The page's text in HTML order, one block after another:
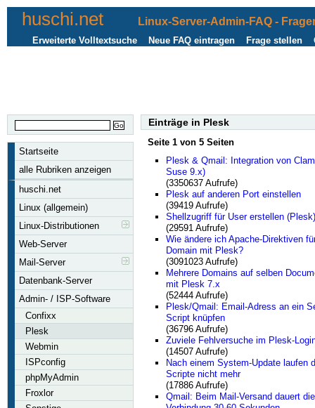
huschi.net Linux-Server-Admin-FAQ -
Frage stellen
Neue FAQ eintragen
Erweiterte Volltextsuche
Startseite
alle Rubriken anzeigen
huschi.net
Linux (allgemein)
Linux-Distributionen
Web-Server
Mail-Server
Datenbank-Server
Admin- / ISP-Software
Confixx
Plesk
Webmin
ISPconfig
phpMyAdmin
Froxlor
Einträge in Plesk
Seite 1 von 5 Seiten
Plesk & Qmail: Integration von
Suse 9.x)
(3350637 Aufrufe)
Plesk auf anderen Port einstellen
(39419 Aufrufe)
Shellzugriff für User erstellen (Plesk)
(29591 Aufrufe)
Wie ändere ich Apache-Direktiven
Domain mit Plesk?
(3091023 Aufrufe)
Mehrere Domains auf selben
mit Plesk 7.x
(52444 Aufrufe)
Plesk/Qmail: Email-Adress an ein
Script knüpfen
(36796 Aufrufe)
Zuviele Fehlversuche im Plesk-
(14507 Aufrufe)
Nach einem System-Update laufen
Scripte nicht mehr
(17886 Aufrufe)
Qmail: Beim Mail-Versand dauert die